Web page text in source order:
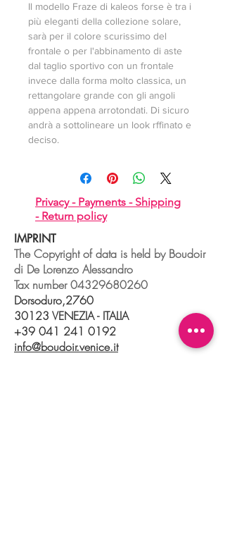
Il modello Fraze di kaleos forse è tra i
più eleganti della collezione solare,
sarà per il colore scurissimo del
frontale o per l'abbinamento di aste
dal taglio sportivo con un frontale
invece dalla forma molto classica, un
rettangolare grande con gli angoli
appena appena arrotondati. Di sicuro
andrà a sottolineare un look rffinato e
deciso.
Privacy - Payments - Shipping
- Return policy
IMPRINT
The Copyright of data is held by Boudoir
di De Lorenzo Alessandro
Tax number04329680260
Dorsoduro,2760
30123 VENEZIA - ITALIA
+39 041 241 0192
info@boudoir.venice.it